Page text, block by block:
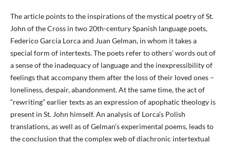
The article points to the inspirations of the mystical poetry of St.
John of the Cross in two 20th-century Spanish language poets,
Federico García Lorca and Juan Gelman, in whom it takes a
special form of intertexts. The poets refer to others’ words out of
a sense of the inadequacy of language and the inexpressibility of
feelings that accompany them after the loss of their loved ones –
loneliness, despair, abandonment. At the same time, the act of
“rewriting” earlier texts as an expression of apophatic theology is
present in St. John himself. An analysis of Lorca’s Polish
translations, as well as of Gelman’s experimental poems, leads to
the conclusion that the complex web of diachronic intertextual